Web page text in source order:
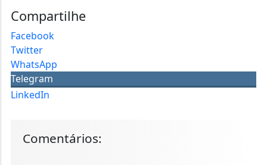
Compartilhe
Facebook
Twitter
WhatsApp
Telegram
LinkedIn
Comentários: